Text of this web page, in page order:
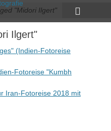
Toggle
"Midori Ilgert"
Ilgert"